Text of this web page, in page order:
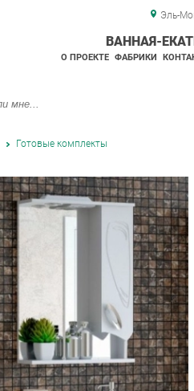
Эль-
ВАННАЯ-
О ПРОЕКТЕ ФАБРИКИ
Готовые комплекты